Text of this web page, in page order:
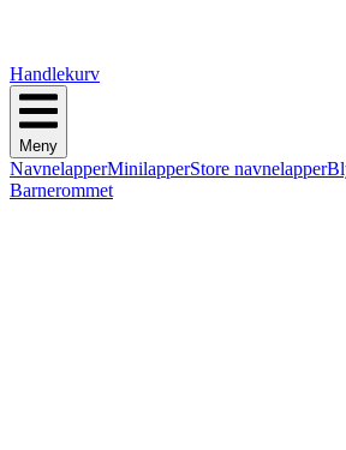
Handlekurv
Meny
NavnelapperMinilapperStore navnelapper
Barnerommet